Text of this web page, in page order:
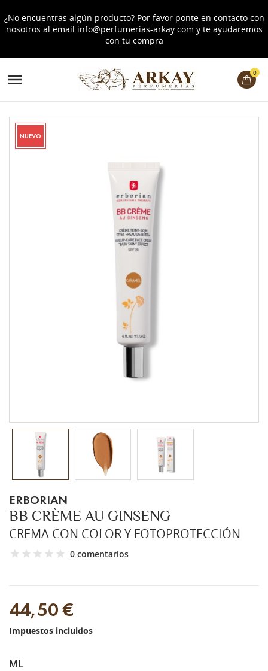
¿No encuentras algún producto? Por favor ponte en contacto con
nosotros al email info@perfumerias-arkay.com y te ayudaremos
con tu compra
 0
NUEVO
ERBORIAN
BB CRÈME AU GINSENG
CREMA CON COLOR Y FOTOPROTECCIÓN
0 comentarios
44,50 €
Impuestos incluidos
ML